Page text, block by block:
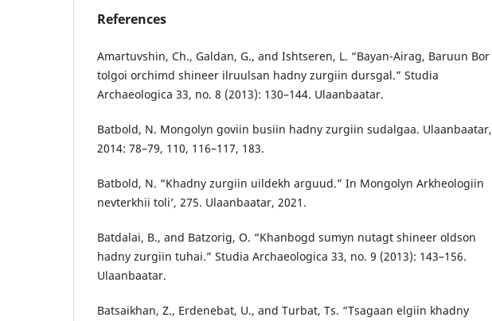
References
Amartuvshin, Ch., Galdan, G., and Ishtseren, L. “Bayan-Airag, Baruun Bor
tolgoi orchimd shineer ilruulsan hadny zurgiin dursgal.” Studia
Archaeologica 33, no. 8 (2013): 130–144. Ulaanbaatar.
Batbold, N. Mongolyn goviin busiin hadny zurgiin sudalgaa. Ulaanbaatar,
2014: 78–79, 110, 116–117, 183.
Batbold, N. “Khadny zurgiin uildekh arguud.” In Mongolyn Arkheologiin
nevterkhii toli’, 275. Ulaanbaatar, 2021.
Batdalai, B., and Batzorig, O. “Khanbogd sumyn nutagt shineer oldson
hadny zurgiin tuhai.” Studia Archaeologica 33, no. 9 (2013): 143–156.
Ulaanbaatar.
Batsaikhan, Z., Erdenebat, U., and Turbat, Ts. “Tsagaan elgiin khadny